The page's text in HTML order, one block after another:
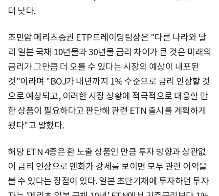
더 낮다.
조민암 메리츠증권 ETP트레이딩팀장은 "다른 나라와 달
리 일본 국채 10년물과 30년물 금리 차이가 큰 것은 미래의
금리가 그만큼 더 오를 수 있다는 시장의 예상이 내포된
것"이라며 "BOJ가 내년까지 1% 수준으로 금리 인상할 것
으로 예상되고, 이러한 시장 상황에 적극적으로 대응할 만
한 상품이 필요하다고 판단해 관련 ETN 출시를 계획하게
됐다"고 말했다.
해당 ETN 4종은 환 노출 상품인 만큼 투자 방향과 상관없
이 금리 인상으로 엔화가 강세를 보이면 모두 관련 이익을
볼 수 있다는 장점이 있다. 일본 초단기채에 투자하던 투자